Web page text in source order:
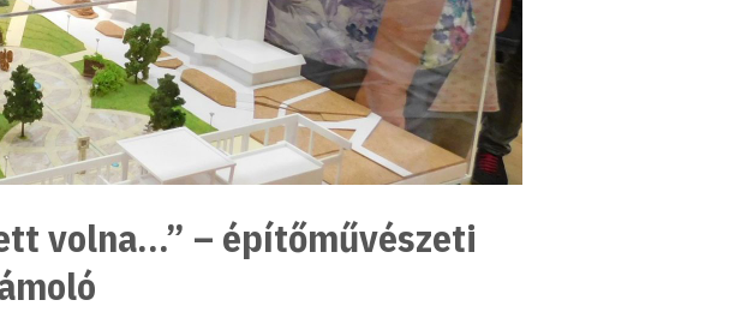
volna…” – építőművészeti